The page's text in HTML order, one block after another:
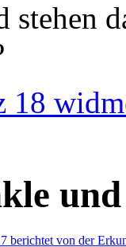
stehen
berichtet von der